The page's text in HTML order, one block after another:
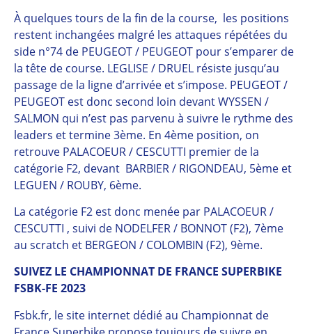
À quelques tours de la fin de la course, les positions
restent inchangées malgré les attaques répétées du
side n°74 de PEUGEOT / PEUGEOT pour s’emparer de
la tête de course. LEGLISE / DRUEL résiste jusqu’au
passage de la ligne d’arrivée et s’impose. PEUGEOT /
PEUGEOT est donc second loin devant WYSSEN /
SALMON qui n’est pas parvenu à suivre le rythme des
leaders et termine 3ème. En 4ème position, on
retrouve PALACOEUR / CESCUTTI premier de la
catégorie F2, devant BARBIER / RIGONDEAU, 5ème et
LEGUEN / ROUBY, 6ème.
La catégorie F2 est donc menée par PALACOEUR /
CESCUTTI , suivi de NODELFER / BONNOT (F2), 7ème
au scratch et BERGEON / COLOMBIN (F2), 9ème.
SUIVEZ LE CHAMPIONNAT DE FRANCE SUPERBIKE
FSBK-FE 2023
Fsbk.fr, le site internet dédié au Championnat de